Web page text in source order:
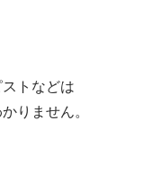
トなどは
りません。